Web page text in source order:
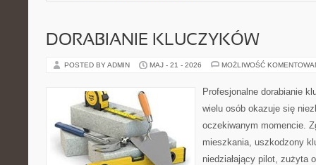
DORABIANIE KLUCZYKÓW
POSTED BY ADMIN MAJ - 21 - 2026 MOŻLIWOŚĆ
Profesjonalne dorabianie
wielu osób okazuje się
oczekiwanym momencie.
mieszkania, uszkodzony
niedziałający pilot, zużyta